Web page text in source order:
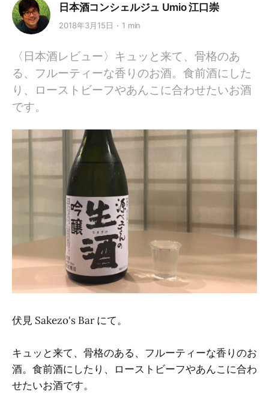
日本酒コンシェルジュ Umio 江口崇
2018年3月15日 1 min
〈日本酒レビュー〉キュッと来て、骨格のあ
る、フルーティーな香りのお酒。食前酒にした
り、ローストビーフやあんこに合わせたいお酒
です。
伏見 Sakezo's Bar にて。
キュッと来て、骨格のある、フルーティーな香りのお
酒。食前酒にしたり、ローストビーフやあんこに合わ
せたいお酒です。